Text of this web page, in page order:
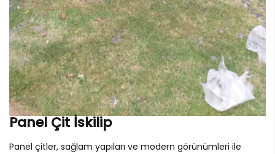
Panel Çit İskilip
Panel çitler, sağlam yapıları ve modern görünümleri ile